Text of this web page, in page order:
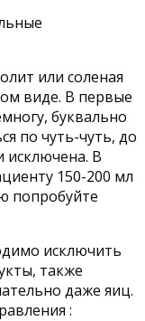
или соленая
виде. В первые
буквально
по чуть-чуть, до
исключена. В
150-200 мл
попробуйте
исключить
также
даже яиц.
: